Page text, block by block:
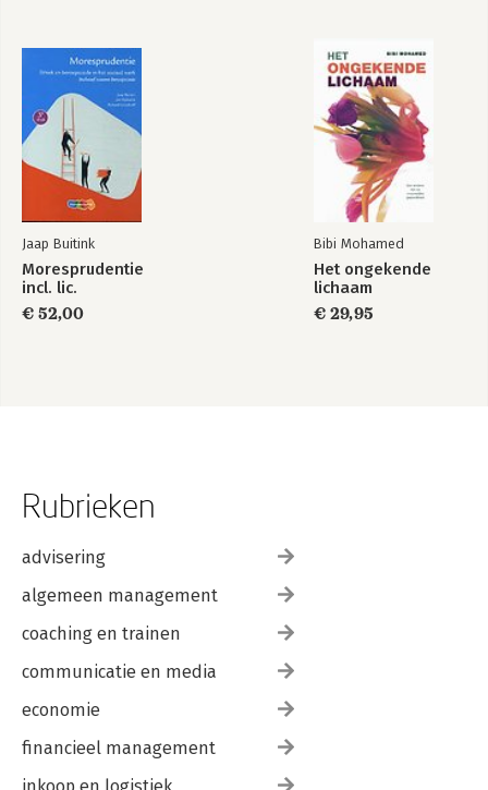
Jaap Buitink
Moresprudentie
incl. lic.
€ 52,00
Bibi Mohamed
Het ongekende
lichaam
€ 29,95
Rubrieken
advisering
algemeen management
coaching en trainen
communicatie en media
economie
financieel management